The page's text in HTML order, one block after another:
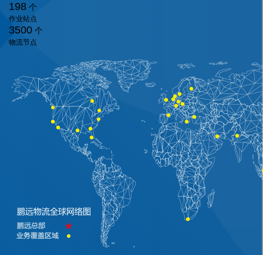
198 个
作业站点
3500 个
物流节点